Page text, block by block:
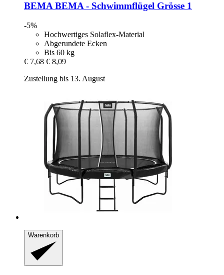
BEMABEMA -​ Schwimmflügel Grösse 1
-5%
Hochwertiges Solaflex-Material
Abgerundete Ecken
Bis 60 kg
€ 7,68 € 8,09
Zustellung bis 13. August
Warenkorb